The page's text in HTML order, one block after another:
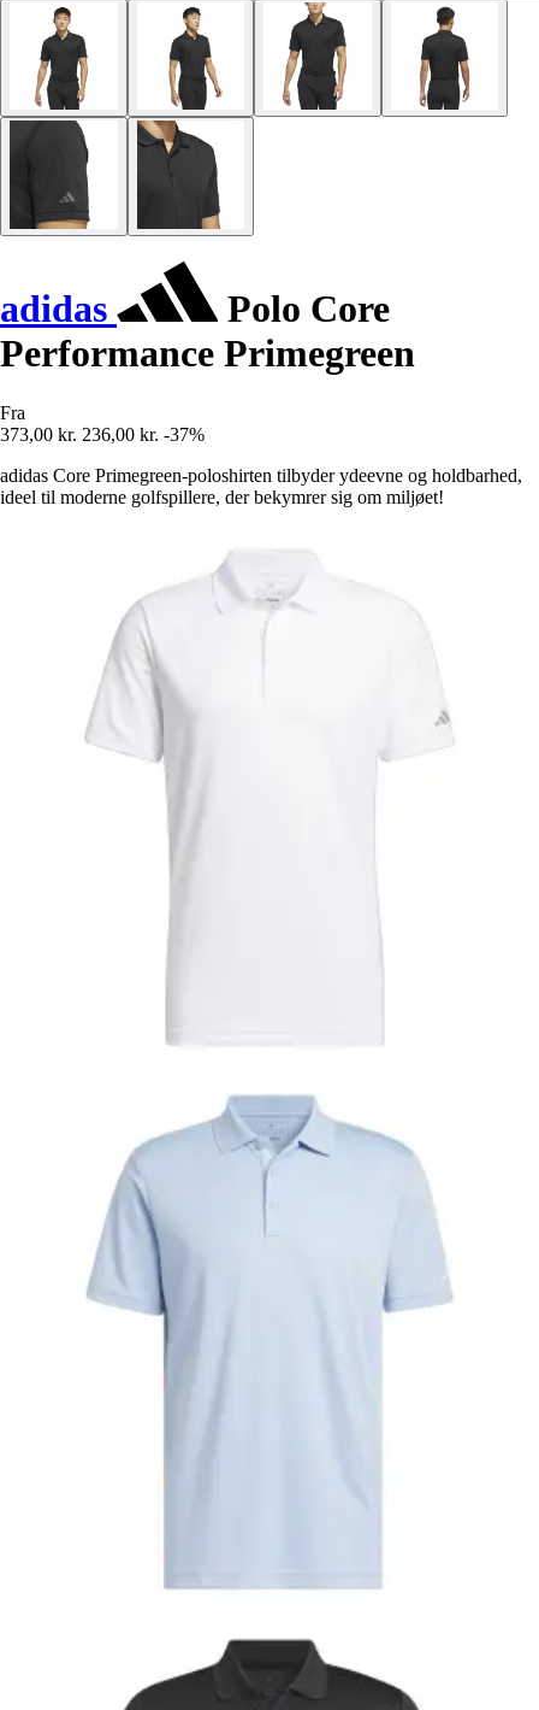
adidas
Polo Core
Performance Primegreen
Fra
373,00 kr. 236,00 kr. -37%
adidas Core Primegreen-poloshirten tilbyder ydeevne og holdbarhed,
ideel til moderne golfspillere, der bekymrer sig om miljøet!